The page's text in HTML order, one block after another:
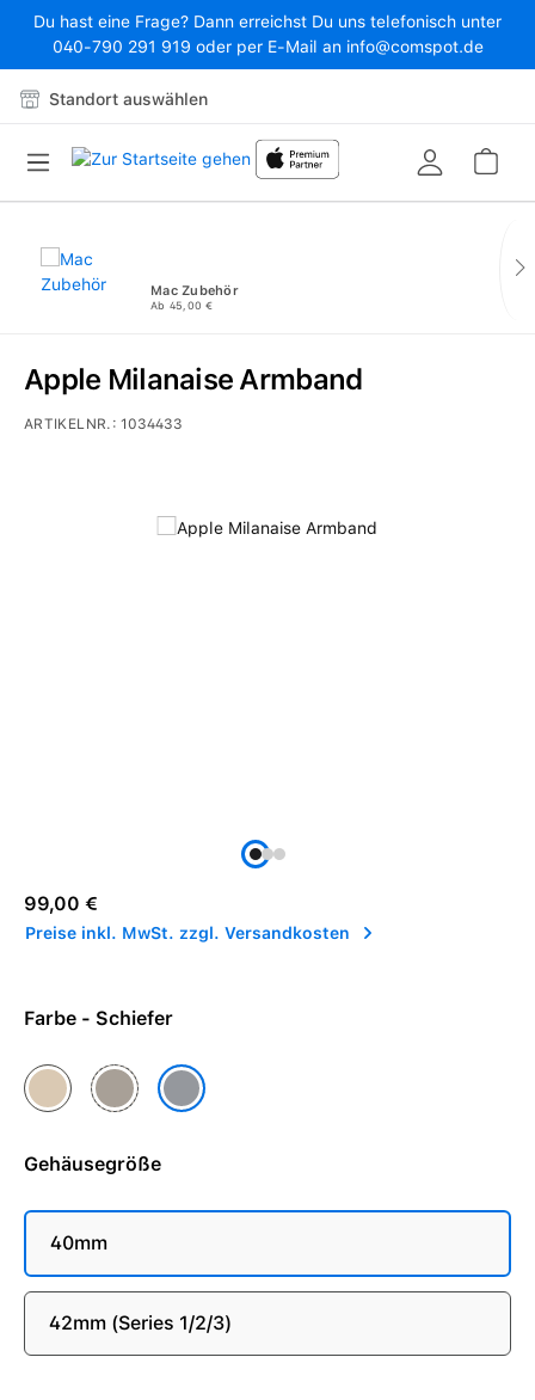
Zum Hauptinhalt springen
Du hast eine Frage? Dann erreichst Du uns telefonisch unter
040-790 291 919 oder per E-Mail an info@comspot.de
Standort auswählen
Mac Zubehör
Ab 45,00 €
Bildergalerie überspringen
Apple Milanaise Armband
ARTIKELNR.:1034433
Regulärer Preis:
99,00 €
Preise inkl. MwSt. zzgl. Versandkosten
Farbe - Schiefer
Gold Natur Schiefer
Gehäusegröße
40mm
42mm (Series 1/2/3)